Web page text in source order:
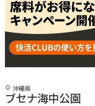
沖縄県
ブセナ海中公園